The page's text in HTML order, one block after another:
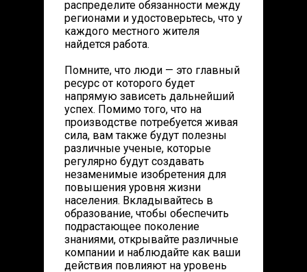
распределите обязанности между
регионами и удостоверьтесь, что у
каждого местного жителя
найдется работа.
Помните, что люди — это главный
ресурс от которого будет
напрямую зависеть дальнейший
успех. Помимо того, что на
производстве потребуется живая
сила, вам также будут полезны
различные ученые, которые
регулярно будут создавать
незаменимые изобретения для
повышения уровня жизни
населения. Вкладывайтесь в
образование, чтобы обеспечить
подрастающее поколение
знаниями, открывайте различные
компании и наблюдайте как ваши
действия повлияют на уровень